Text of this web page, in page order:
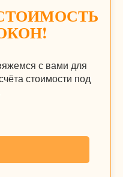
с вами для
стоимости под